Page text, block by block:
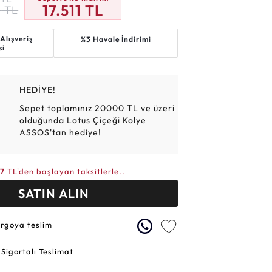
Elmas Bilezikler
Altın Tesbihler
Altın Hasır Setler
Violet
TL 17.511TL
Alışveriş
%3 Havale İndirimi
HEDİYE!
Sepet toplamınız 20000 TL ve üzeri
olduğunda Lotus Çiçeği Kolye
ASSOS'tan hediye!
TL'den başlayan taksitlerle..
SATIN ALIN
teslim
Teslimat